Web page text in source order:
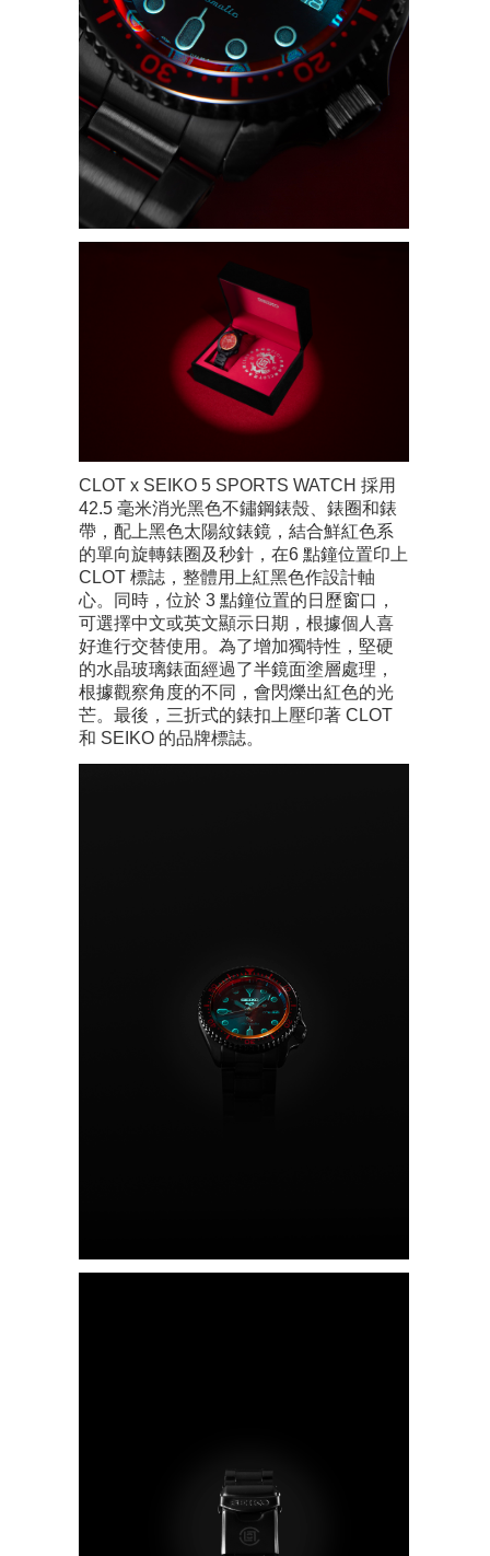
CLOT x SEIKO 5 SPORTS WATCH 採用
42.5 毫米消光黑色不鏽鋼錶殼、錶圈和錶
帶，配上黑色太陽紋錶鏡，結合鮮紅色系
的單向旋轉錶圈及秒針，在6 點鐘位置印上
CLOT 標誌，整體用上紅黑色作設計軸
心。同時，位於 3 點鐘位置的日歷窗口，
可選擇中文或英文顯示日期，根據個人喜
好進行交替使用。為了增加獨特性，堅硬
的水晶玻璃錶面經過了半鏡面塗層處理，
根據觀察角度的不同，會閃爍出紅色的光
芒。最後，三折式的錶扣上壓印著 CLOT
和 SEIKO 的品牌標誌。